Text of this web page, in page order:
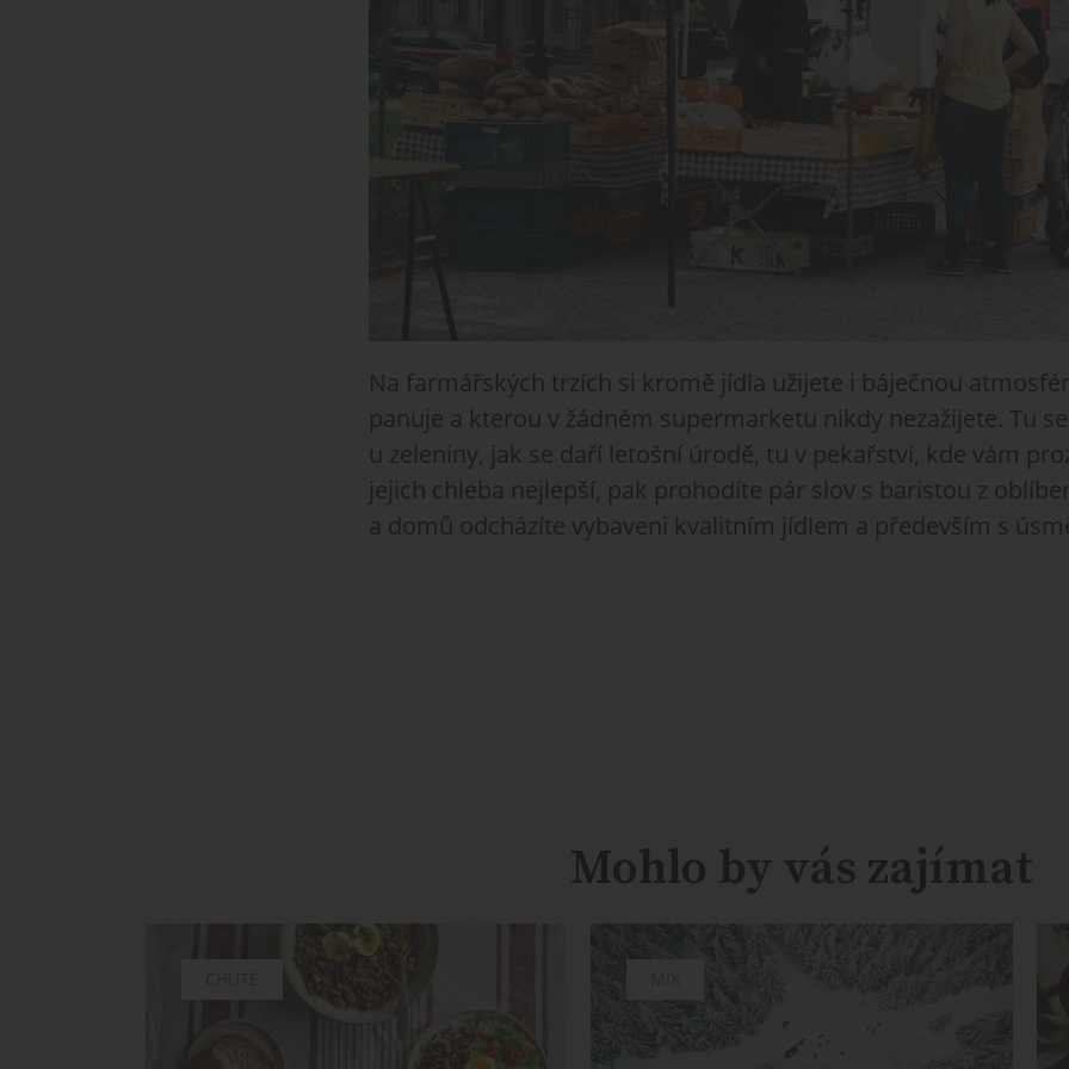
Na farmářských trzích si kromě jídla užijete i báječnou
panuje a kterou v žádném supermarketu nikdy nezažijete. Tu
u zeleniny, jak se daří letošní úrodě, tu v pekařství, kde vám
jejich chleba nejlepší, pak prohodíte pár slov s baristou z
a domů odcházíte vybaveni kvalitním jídlem a především s
Mohlo by vás zajímat